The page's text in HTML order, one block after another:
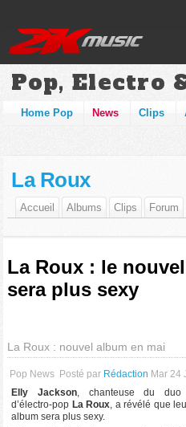
Pop, Electro
Home Pop News Clips
La Roux
Accueil Albums Clips Forum
La Roux : le
sera plus sexy
La Roux : nouvel album en mai
Pop News Posté par Rédaction Mar 24
Elly Jackson, chanteuse du duo
d’électro-pop La Roux, a révélé que
album sera plus sexy.